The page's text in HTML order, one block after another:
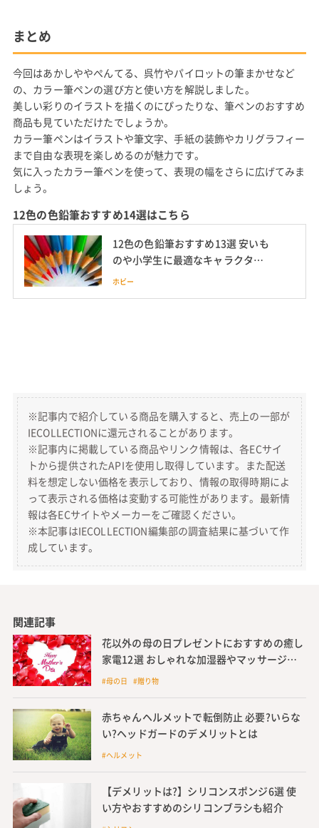
まとめ
今回はあかしややぺんてる、呉竹やパイロットの筆まかせなど
の、カラー筆ペンの選び方と使い方を解説しました。
美しい彩りのイラストを描くのにぴったりな、筆ペンのおすすめ
商品も見ていただけたでしょうか。
カラー筆ペンはイラストや筆文字、手紙の装飾やカリグラフィー
まで自由な表現を楽しめるのが魅力です。
気に入ったカラー筆ペンを使って、表現の幅をさらに広げてみま
しょう。
12色の色鉛筆おすすめ14選はこちら
12色の色鉛筆おすすめ13選 安いも
のや小学生に最適なキャラクター
も
ホビー
※記事内で紹介している商品を購入すると、売上の一部が
IECOLLECTIONに還元されることがあります。
※記事内に掲載している商品やリンク情報は、各ECサイ
トから提供されたAPIを使用し取得しています。また配送
料を想定しない価格を表示しており、情報の取得時期によ
って表示される価格は変動する可能性があります。最新情
報は各ECサイトやメーカーをご確認ください。
※本記事はIECOLLECTION編集部の調査結果に基づいて作
成しています。
関連記事
花以外の母の日プレゼントにおすすめの癒し
家電12選 おしゃれな加湿器やマッサージク
ッションなど
#母の日 #贈り物
赤ちゃんヘルメットで転倒防止 必要?いらな
い?ヘッドガードのデメリットとは
#ヘルメット
【デメリットは?】シリコンスポンジ6選 使
い方やおすすめのシリコンブラシも紹介